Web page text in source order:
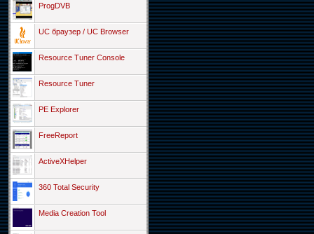
ProgDVB
UC браузер / UC Browser
Resource Tuner Console
Resource Tuner
PE Explorer
FreeReport
ActiveXHelper
360 Total Security
Media Creation Tool